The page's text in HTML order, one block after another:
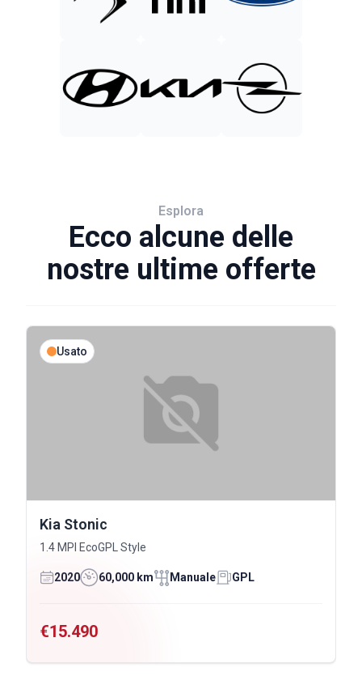
Esplora
Ecco alcune delle
nostre ultime offerte
Usato
Kia Stonic
1.4 MPI EcoGPL Style
2020 60,000 km Manuale GPL
€15.490